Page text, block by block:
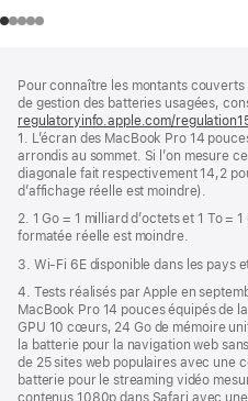
de
page
de
bas
de
page
Pour connaître les montants
de gestion des batteries usagées,
regulatoryinfo.apple.com/
1. L’écran des MacBook Pro 14
arrondis au sommet. Si l’on mesure
diagonale fait respectivement 14,2
d’affichage réelle est moindre).
2. 1 Go = 1 milliard d’octets et 1 To =
formatée réelle est moindre.
3. Wi-Fi 6E disponible dans les pays
4. Tests réalisés par Apple en
MacBook Pro 14 pouces équipés de
GPU 10 cœurs, 24 Go de mémoire
la batterie pour la navigation web
de 25 sites web populaires avec une
batterie pour le streaming vidéo